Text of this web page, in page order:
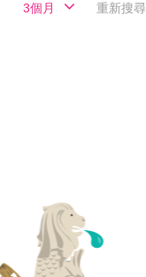
3個月 重新搜尋